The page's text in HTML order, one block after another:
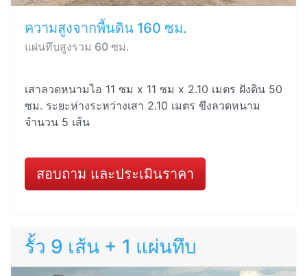
ความสูงจากพื้นดิน 160 ซม.
แผ่นทึบสูงรวม 60 ซม.
เสาลวดหนามไอ 11 ซม x 11 ซม x 2.10 เมตร ฝังดิน 50
ซม. ระยะห่างระหว่างเสา 2.10 เมตร ขึงลวดหนาม
จำนวน 5 เส้น
สอบถาม และประเมินราคา
รั้ว 9 เส้น + 1 แผ่นทึบ